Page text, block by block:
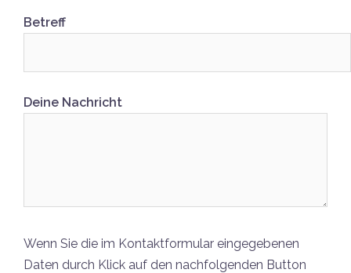
Betreff
Deine Nachricht
Wenn Sie die im Kontaktformular eingegebenen
Daten durch Klick auf den nachfolgenden Button